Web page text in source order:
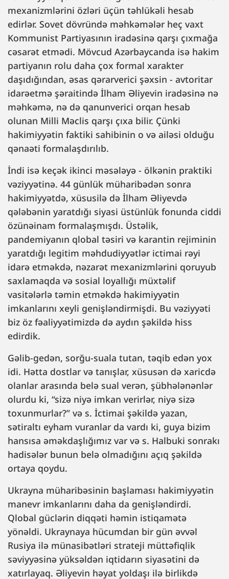
mexanizmlərini özləri üçün təhlükəli hesab
edirlər. Sovet dövründə məhkəmələr heç vaxt
Kommunist Partiyasının iradəsinə qarşı çıxmağa
cəsarət etmədi. Mövcud Azərbaycanda isə hakim
partiyanın rolu daha çox formal xarakter
daşıdığından, əsas qərarverici şəxsin - avtoritar
idarəetmə şəraitində İlham Əliyevin iradəsinə nə
məhkəmə, nə də qanunverici orqan hesab
olunan Milli Məclis qarşı çıxa bilir. Çünki
hakimiyyətin faktiki sahibinin o və ailəsi olduğu
qənaəti formalaşdırılıb.
İndi isə keçək ikinci məsələyə - ölkənin praktiki
vəziyyətinə. 44 günlük müharibədən sonra
hakimiyyətdə, xüsusilə də İlham Əliyevdə
qələbənin yaratdığı siyasi üstünlük fonunda ciddi
özünəinam formalaşmışdı. Üstəlik,
pandemiyanın qlobal təsiri və karantin rejiminin
yaratdığı legitim məhdudiyyətlər ictimai rəyi
idarə etməkdə, nəzarət mexanizmlərini qoruyub
saxlamaqda və sosial loyallığı müxtəlif
vasitələrlə təmin etməkdə hakimiyyətin
imkanlarını xeyli genişləndirmişdi. Bu vəziyyəti
biz öz fəaliyyətimizdə də aydın şəkildə hiss
edirdik.
Gəlib-gedən, sorğu-suala tutan, təqib edən yox
idi. Hətta dostlar və tanışlar, xüsusən də xaricdə
olanlar arasında belə sual verən, şübhələnənlər
olurdu ki, “sizə niyə imkan verirlər, niyə sizə
toxunmurlar?” və s. İctimai şəkildə yazan,
sətiraltı eyham vuranlar da vardı ki, guya bizim
hansısa əməkdaşlığımız var və s. Halbuki sonrakı
hadisələr bunun belə olmadığını açıq şəkildə
ortaya qoydu.
Ukrayna müharibəsinin başlaması hakimiyyətin
manevr imkanlarını daha da genişləndirdi.
Qlobal güclərin diqqəti həmin istiqamətə
yönəldi. Ukraynaya hücumdan bir gün əvvəl
Rusiya ilə münasibətləri strateji müttəfiqlik
səviyyəsinə yüksəldən iqtidarın siyasətini də
xatırlayaq. Əliyevin həyat yoldaşı ilə birlikdə